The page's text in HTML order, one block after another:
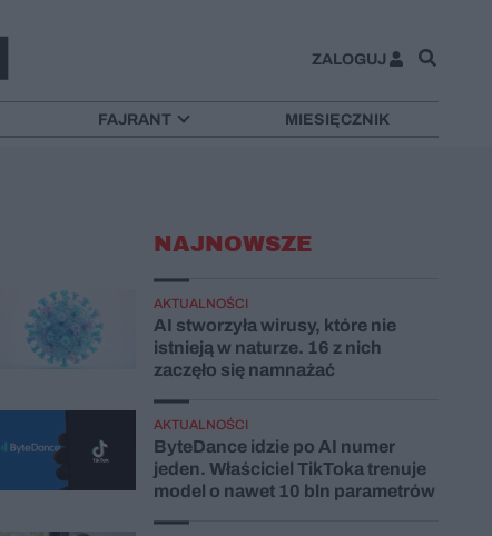
ZALOGUJ
FAJRANT MIESIĘCZNIK
NAJNOWSZE
AKTUALNOŚCI
AI stworzyła wirusy, które nie
istnieją w naturze. 16 z nich
zaczęło się namnażać
AKTUALNOŚCI
ByteDance idzie po AI numer
jeden. Właściciel TikToka trenuje
model o nawet 10 bln parametrów